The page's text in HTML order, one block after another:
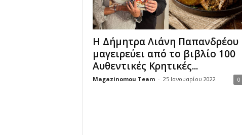
o
M
Η Δήμητρα Λιάνη Παπανδρέου
μαγειρεύει από το βιβλίο 100
Αυθεντικές Κρητικές...
Magazinomou Team - 25 Ιανουαρίου 2022 0